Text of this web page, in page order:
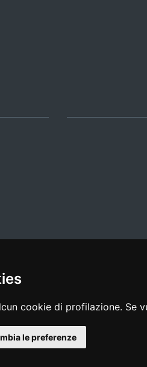
cookie di profilazione. Se
le preferenze
di accessibilità |